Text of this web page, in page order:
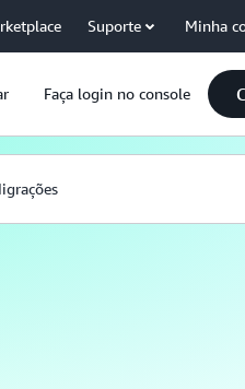
Suporte Minha
Faça login no console